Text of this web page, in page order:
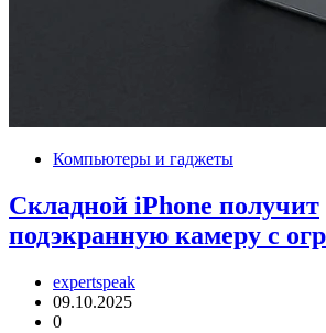
Компьютеры и гаджеты
Складной iPhone получит
подэкранную камеру с
expertspeak
09.10.2025
0